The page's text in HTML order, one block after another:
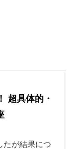
超具体的・
たが結果につ